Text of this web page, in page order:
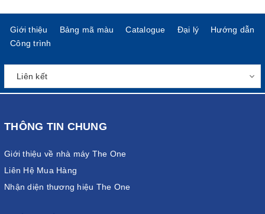
Giới thiệu Bảng mã màu Catalogue Đại lý
Hướng dẫn
Công trình
THÔNG TIN CHUNG
Giới thiệu về nhà máy The One
Liên Hệ Mua Hàng
Nhận diện thương hiệu The One